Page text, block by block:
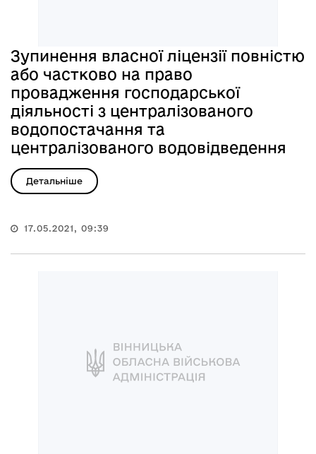
Зупинення власної ліцензії повністю
або частково на право
провадження господарської
діяльності з централізованого
водопостачання та
централізованого водовідведення
Детальніше
17.05.2021, 09:39